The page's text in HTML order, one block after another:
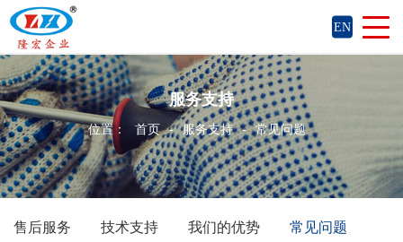
EN
服务支持
位置： 首页 - 服务支持 - 常见问题
售后服务 技术支持 我们的优势 常见问题